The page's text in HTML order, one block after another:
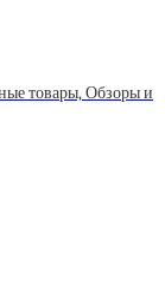
товары, Обзоры и